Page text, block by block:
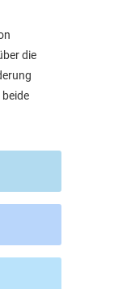
die